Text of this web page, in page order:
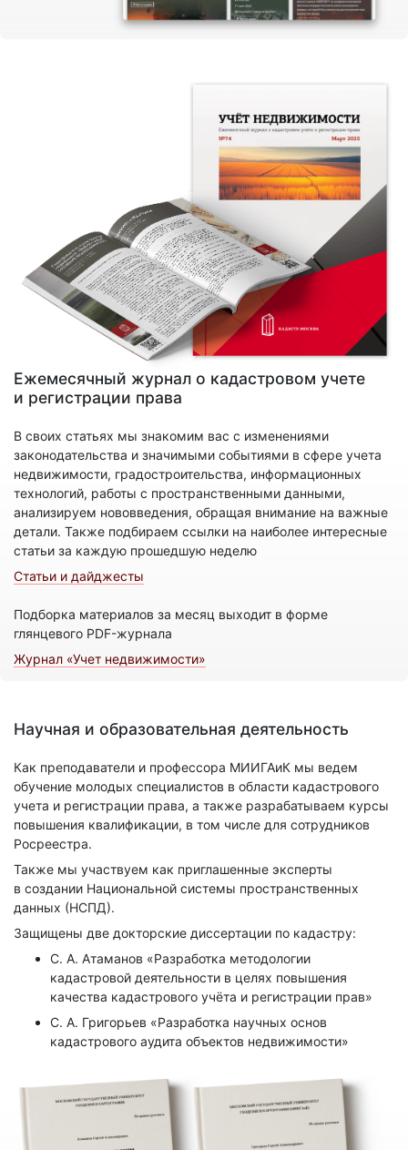
Ежемесячный журнал о кадастровом учете
и регистрации права
В своих статьях мы знакомим вас с изменениями
законодательства и значимыми событиями в сфере учета
недвижимости, градостроительства, информационных
технологий, работы с пространственными данными,
анализируем нововведения, обращая внимание на важные
детали. Также подбираем ссылки на наиболее интересные
статьи за каждую прошедшую неделю
Статьи и дайджесты
Подборка материалов за месяц выходит в форме
глянцевого PDF-журнала
Журнал «Учет недвижимости»
Научная и образовательная деятельность
Как преподаватели и профессора МИИГАиК мы ведем
обучение молодых специалистов в области кадастрового
учета и регистрации права, а также разрабатываем курсы
повышения квалификации, в том числе для сотрудников
Росреестра.
Также мы участвуем как приглашенные эксперты
в создании Национальной системы пространственных
данных (НСПД).
Защищены две докторские диссертации по кадастру:
С. А. Атаманов «Разработка методологии
кадастровой деятельности в целях повышения
качества кадастрового учёта и регистрации прав»
С. А. Григорьев «Разработка научных основ
кадастрового аудита объектов недвижимости»